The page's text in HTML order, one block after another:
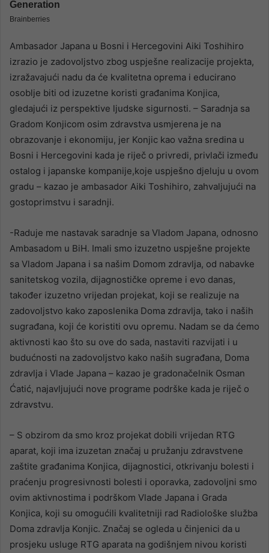
Ambasador Japana u Bosni i Hercegovini Aiki Toshihiro
izrazio je zadovoljstvo zbog uspješne realizacije projekta,
izražavajući nadu da će kvalitetna oprema i educirano
osoblje biti od izuzetne koristi građanima Konjica,
gledajući iz perspektive ljudske sigurnosti. – Saradnja sa
Gradom Konjicom osim zdravstva usmjerena je na
obrazovanje i ekonomiju, jer Konjic kao važna sredina u
Bosni i Hercegovini kada je riječ o privredi, privlači između
ostalog i japanske kompanije,koje uspješno djeluju u ovom
gradu – kazao je ambasador Aiki Toshihiro, zahvaljujući na
gostoprimstvu i saradnji.
-Raduje me nastavak saradnje sa Vladom Japana, odnosno
Ambasadom u BiH. Imali smo izuzetno uspješne projekte
sa Vladom Japana i sa našim Domom zdravlja, od nabavke
sanitetskog vozila, dijagnostičke opreme i evo danas,
također izuzetno vrijedan projekat, koji se realizuje na
zadovoljstvo kako zaposlenika Doma zdravlja, tako i naših
sugrađana, koji će koristiti ovu opremu. Nadam se da ćemo
aktivnosti kao što su ove do sada, nastaviti razvijati i u
budućnosti na zadovoljstvo kako naših sugrađana, Doma
zdravlja i Vlade Japana – kazao je gradonačelnik Osman
Ćatić, najavljujući nove programe podrške kada je riječ o
zdravstvu.
– S obzirom da smo kroz projekat dobili vrijedan RTG
aparat, koji ima izuzetan značaj u pružanju zdravstvene
zaštite građanima Konjica, dijagnostici, otkrivanju bolesti i
praćenju progresivnosti bolesti i oporavka, zadovoljni smo
ovim aktivnostima i podrškom Vlade Japana i Grada
Konjica, koji su omogućili kvalitetniji rad Radiološke služba
Doma zdravlja Konjic. Značaj se ogleda u činjenici da u
prosjeku usluge RTG aparata na godišnjem nivou koristi